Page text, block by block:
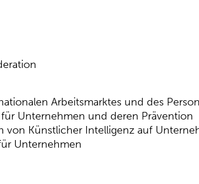
Arbeitsmarktes und des
Unternehmen und deren Prävention
von Künstlicher Intelligenz auf
Unternehmen